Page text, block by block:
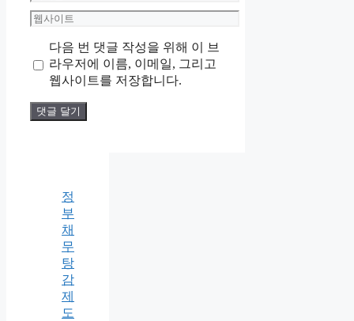
메
일
웹
트
다음 번 댓글 작성을 위해 이 브
라우저에 이름, 이메일, 그리고
웹사이트를 저장합니다.
정
부
채
무
탕
감
제
도